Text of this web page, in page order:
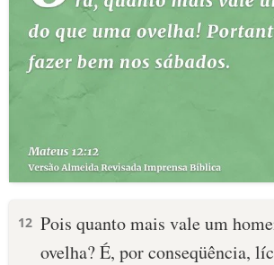
12 Pois quanto mais vale um
ovelha? É, por conseqüência,